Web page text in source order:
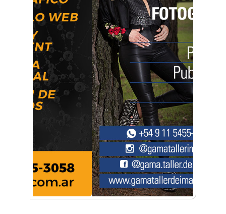
Artística Catalina
Artística Veral
BAIC Ramos Mejía
Brisé Estudio de Danzas
Buenos Aires Equipar